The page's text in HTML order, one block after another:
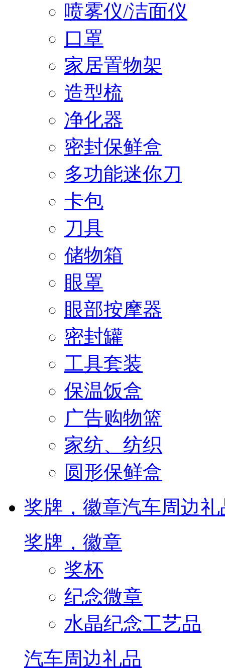
喷雾仪/洁面仪
口罩
家居置物架
造型梳
净化器
密封保鲜盒
多功能迷你刀
卡包
刀具
储物箱
眼罩
眼部按摩器
密封罐
工具套装
保温饭盒
广告购物篮
家纺、纺织
圆形保鲜盒
奖牌，徽章汽车周边礼
奖牌，徽章
奖杯
纪念微章
水晶纪念工艺品
汽车周边礼品